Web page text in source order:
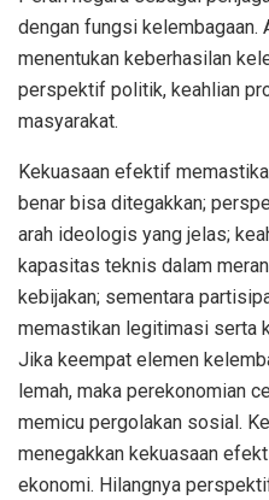
dengan fungsi kelembagaan.
menentukan keberhasilan
perspektif politik, keahlian
masyarakat.
Kekuasaan efektif
benar bisa ditegakkan;
arah ideologis yang jelas;
kapasitas teknis dalam
kebijakan; sementara
memastikan legitimasi serta
Jika keempat elemen
lemah, maka perekonomian
memicu pergolakan sosial.
menegakkan kekuasaan
ekonomi. Hilangnya